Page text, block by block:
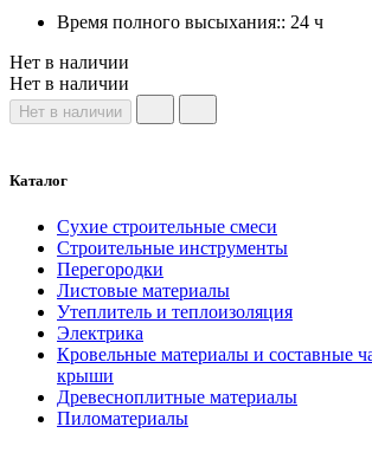
Время полного высыхания:: 24 ч
Нет в наличии
Нет в наличии
Нет в наличии
Каталог
Сухие строительные смеси
Строительные инструменты
Перегородки
Листовые материалы
Утеплитель и теплоизоляция
Электрика
Кровельные материалы и составные
крыши
Древесноплитные материалы
Пиломатериалы